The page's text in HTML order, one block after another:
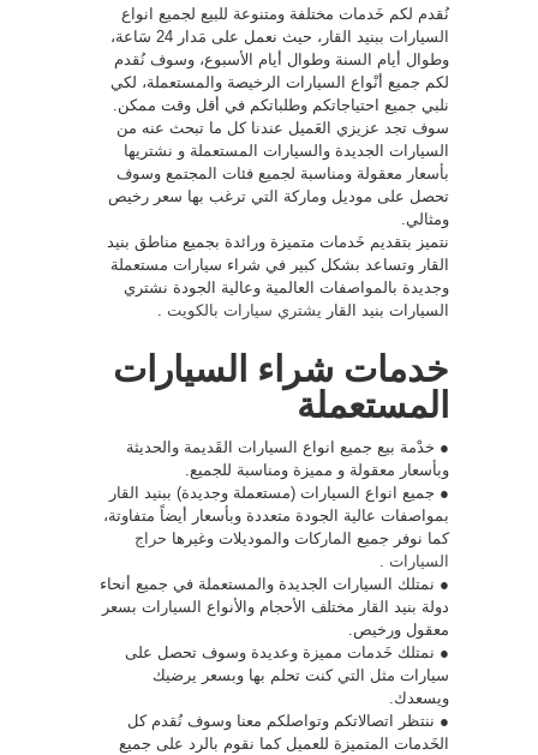
نُقدم لكم خَدمات مختلفة ومتنوعة للبيع لجميع انواع
السيارات ببنيد القار، حيث نعمل على مَدار 24 سَاعة،
وطوال أيام السنة وطوال أيام الأسبوع، وسوف نُقدم
لكم جميع أنْواع السيارات الرخيصة والمستعملة، لكي
نلبي جميع احتياجاتكم وطلباتكم في أقل وقت ممكن.
سوف تجد عزيزي العَميل عندنا كل ما تبحث عنه من
السيارات الجديدة والسيارات المستعملة و نشتريها
بأسعار معقولة ومناسبة لجميع فئات المجتمع وسوف
تحصل على موديل وماركة التي ترغب بها سعر رخيص
ومثالي.
نتميز بتقديم خَدمات متميزة ورائدة بجميع مناطق بنيد
القار وتساعد بشكل كبير في شراء سيارات مستعملة
وجديدة بالمواصفات العالمية وعالية الجودة نشتري
السيارات بنيد القار يشتري سيارات بالكويت
خدمات شراء السيارات
المستعملة
● خدْمة بيع جميع انواع السيارات القَديمة والحديثة
وبأسعار معقولة و مميزة ومناسبة للجميع.
● جميع انواع السيارات (مستعملة وجديدة) ببنيد القار
بمواصفات عالية الجودة متعددة وبأسعار أيضاً متفاوتة،
كما نوفر جميع الماركات والموديلات وغيرها حراج
السيارات
● نمتلك السيارات الجديدة والمستعملة في جميع أنحاء
دولة بنيد القار مختلف الأحجام والأنواع السيارات بسعر
معقول ورخيص.
● نمتلك خَدمات مميزة وعديدة وسوف تحصل على
سيارات مثل التي كنت تحلم بها وبسعر يرضيك
ويسعدك.
● ننتظر اتصالاتكم وتواصلكم معنا وسوف نُقدم كل
الخَدمات المتميزة للعميل كما نقوم بالرد على جميع